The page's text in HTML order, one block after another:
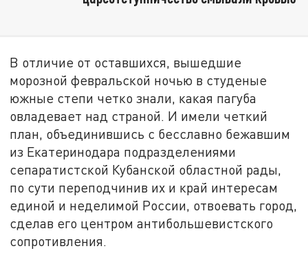
В отличие от оставшихся, вышедшие
морозной февральской ночью в студеные
южные степи четко знали, какая пагуба
овладевает над страной. И имели четкий
план, объединившись с бесславно бежавшим
из Екатеринодара подразделениями
сепаратистской Кубанской областной рады,
по сути переподчинив их и край интересам
единой и неделимой России, отвоевать город,
сделав его центром антибольшевистского
сопротивления.